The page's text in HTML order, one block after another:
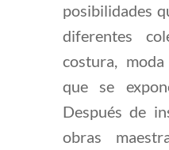
posibilidades
diferentes
costura,
que se
Después de
obras